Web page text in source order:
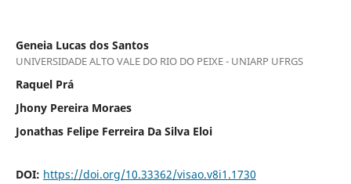
Geneia Lucas dos Santos
UNIVERSIDADE ALTO VALE DO RIO DO PEIXE - UNIARP UFRGS
Raquel Prá
Jhony Pereira Moraes
Jonathas Felipe Ferreira Da Silva Eloi
DOI: https://doi.org/10.33362/visao.v8i1.1730